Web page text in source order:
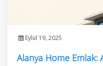
Eylül 19, 2025